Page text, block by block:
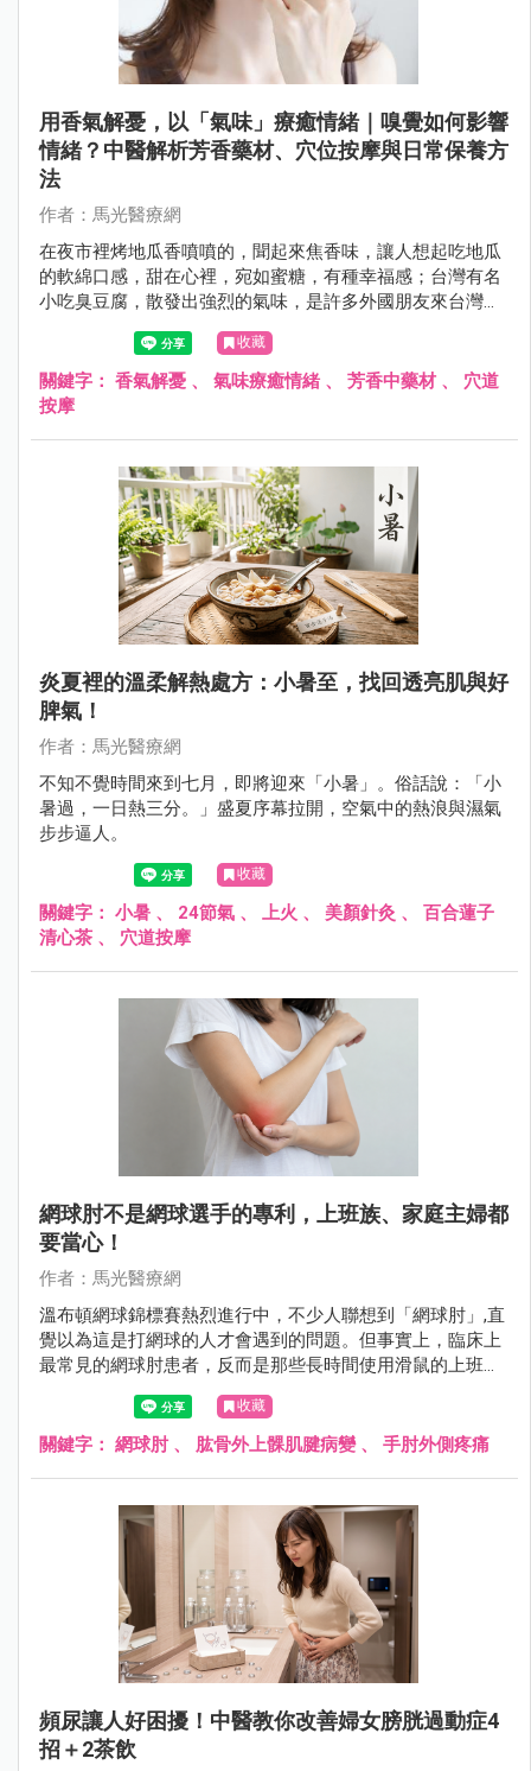
用香氣解憂，以「氣味」療癒情緒｜嗅覺如何影響
情緒？中醫解析芳香藥材、穴位按摩與日常保養方
法
作者：馬光醫療網
在夜市裡烤地瓜香噴噴的，聞起來焦香味，讓人想起吃地瓜
的軟綿口感，甜在心裡，宛如蜜糖，有種幸福感；台灣有名
小吃臭豆腐，散發出強烈的氣味，是許多外國朋友來台灣想
要或是必挑戰的食物，不管它究竟是香？還是臭？都是讓人
食指大動的特色美食。
收藏
關鍵字： 香氣解憂 、 氣味療癒情緒 、 芳香中藥材 、 穴道
按摩
炎夏裡的溫柔解熱處方：小暑至，找回透亮肌與好
脾氣！
作者：馬光醫療網
不知不覺時間來到七月，即將迎來「小暑」。俗話說：「小
暑過，一日熱三分。」盛夏序幕拉開，空氣中的熱浪與濕氣
步步逼人。
收藏
關鍵字： 小暑 、 24節氣 、 上火 、 美顏針灸 、 百合蓮子
清心茶 、 穴道按摩
網球肘不是網球選手的專利，上班族、家庭主婦都
要當心！
作者：馬光醫療網
溫布頓網球錦標賽熱烈進行中，不少人聯想到「網球肘」,直
覺以為這是打網球的人才會遇到的問題。但事實上，臨床上
最常見的網球肘患者，反而是那些長時間使用滑鼠的上班
族、廚師、木工、美髮師,甚至是每天擰毛巾、提重物的家庭
收藏
關鍵字： 網球肘、 肱骨外上髁肌腱病變、 手肘外側疼痛
頻尿讓人好困擾！中醫教你改善婦女膀胱過動症4
招＋2茶飲